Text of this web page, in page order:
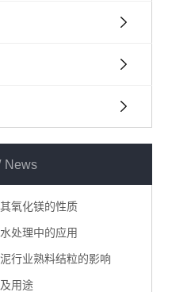
News
氧化镁的性质
处理中的应用
行业熟料结粒的影响
用途